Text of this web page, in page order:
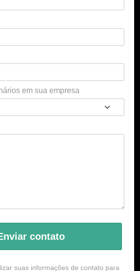
em sua empresa
contato
suas informações de contato para